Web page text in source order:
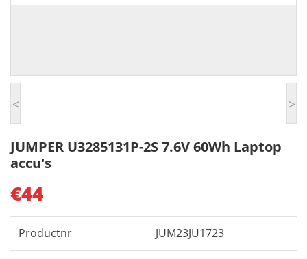
< >
JUMPER U3285131P-2S 7.6V 60Wh Laptop
accu's
€44
Productnr JUM23JU1723